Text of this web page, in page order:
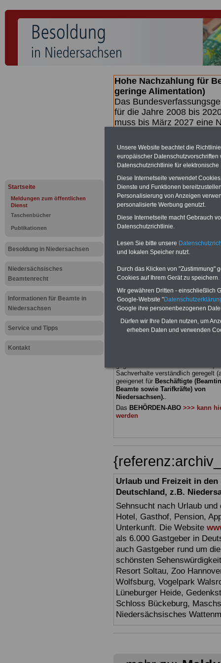
Startseite
Meldungen zum öffentlichen
Dienst
Taschenbücher
Publikationen
Besoldung in Niedersachsen
Niedersächsisches
Beamtenrecht
Informationen für Beamte in
Niedersachsen
Service und Tipps
Kontakt
Hohe Nachzahlung für
geringe Alimentation)
Das
für die Jahre 2008 bis
muss bis März 2027 eine
(Beamte &
geben (Medienberichten
mind.3.000 und 13.000
hierzu eine Broschüre
des Gesetzentwurfs der
(wahrscheinlich im
Broschüre.
Meldung
BEHÖRDEN-ABO
mit 3 Ratgebern
22,50 Euro: Wissenswertes für
Sachverhalte verständlich geregelt
geeigenet für Beschäftigte
Beamte sowie Tarifkräfte) von
Niedersachsen)..
Das BEHÖRDEN-ABO >>> kann
werden
Urlaub und Freizeit in
Deutschland, z.B.
Sehnsucht nach Urlaub
Hotel, Gasthof, Pension,
Unterkunft. Die Website
als 6.000 Gastgeber in
auch Gastgeber rund um
schönsten
Resort Soltau, Zoo
Wolfsburg, Vogelpark
Lüneburger Heide,
Schloss Bückeburg,
Niedersächsisches
Unsere Website beachtet die
europäischer
Datenschutzrichtlinie für
Diese Internetseite verwendet
Dienste und Funktionen
Personalisierung von Anzeigen
personalisierte Werbung genutzt.
Diese Internetseite macht Gebrauch
Datenschutzrichtlinie.
Lesen Sie bitte unsere
und lokalen Speicher nutzt.
Durch das Klicken von "Zustimmung"
Cookies auf Ihrem Gerät zu speichern.
Wir gewähren Dritten - einschließlich
Google-Website "
Google ihre personenbezogenen
Dürfen wir Ihre Daten nutzen, um
erheben Daten und verwenden